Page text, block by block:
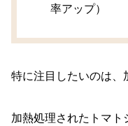
率アップ）
特に注目したいのは、
加熱処理されたトマト